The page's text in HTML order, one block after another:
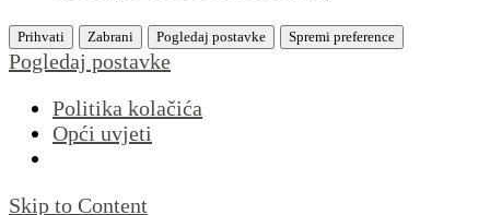
Prihvati Zabrani Pogledaj postavke Spremi preference
Pogledaj postavke
Politika kolačića
Opći uvjeti
Skip to Content